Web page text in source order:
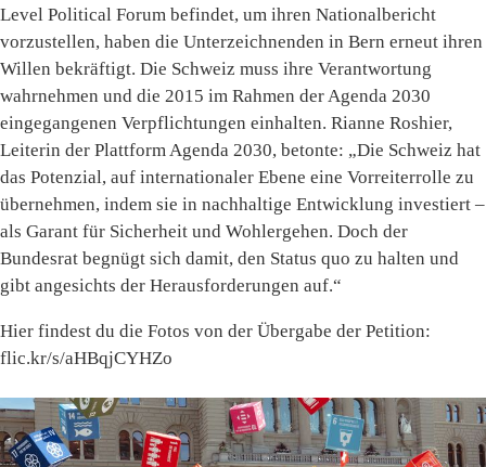
Level Political Forum befindet, um ihren Nationalbericht
vorzustellen, haben die Unterzeichnenden in Bern erneut ihren
Willen bekräftigt. Die Schweiz muss ihre Verantwortung
wahrnehmen und die 2015 im Rahmen der Agenda 2030
eingegangenen Verpflichtungen einhalten. Rianne Roshier,
Leiterin der Plattform Agenda 2030, betonte: „Die Schweiz hat
das Potenzial, auf internationaler Ebene eine Vorreiterrolle zu
übernehmen, indem sie in nachhaltige Entwicklung investiert –
als Garant für Sicherheit und Wohlergehen. Doch der
Bundesrat begnügt sich damit, den Status quo zu halten und
gibt angesichts der Herausforderungen auf.“
Hier findest du die Fotos von der Übergabe der Petition:
flic.kr/s/aHBqjCYHZo